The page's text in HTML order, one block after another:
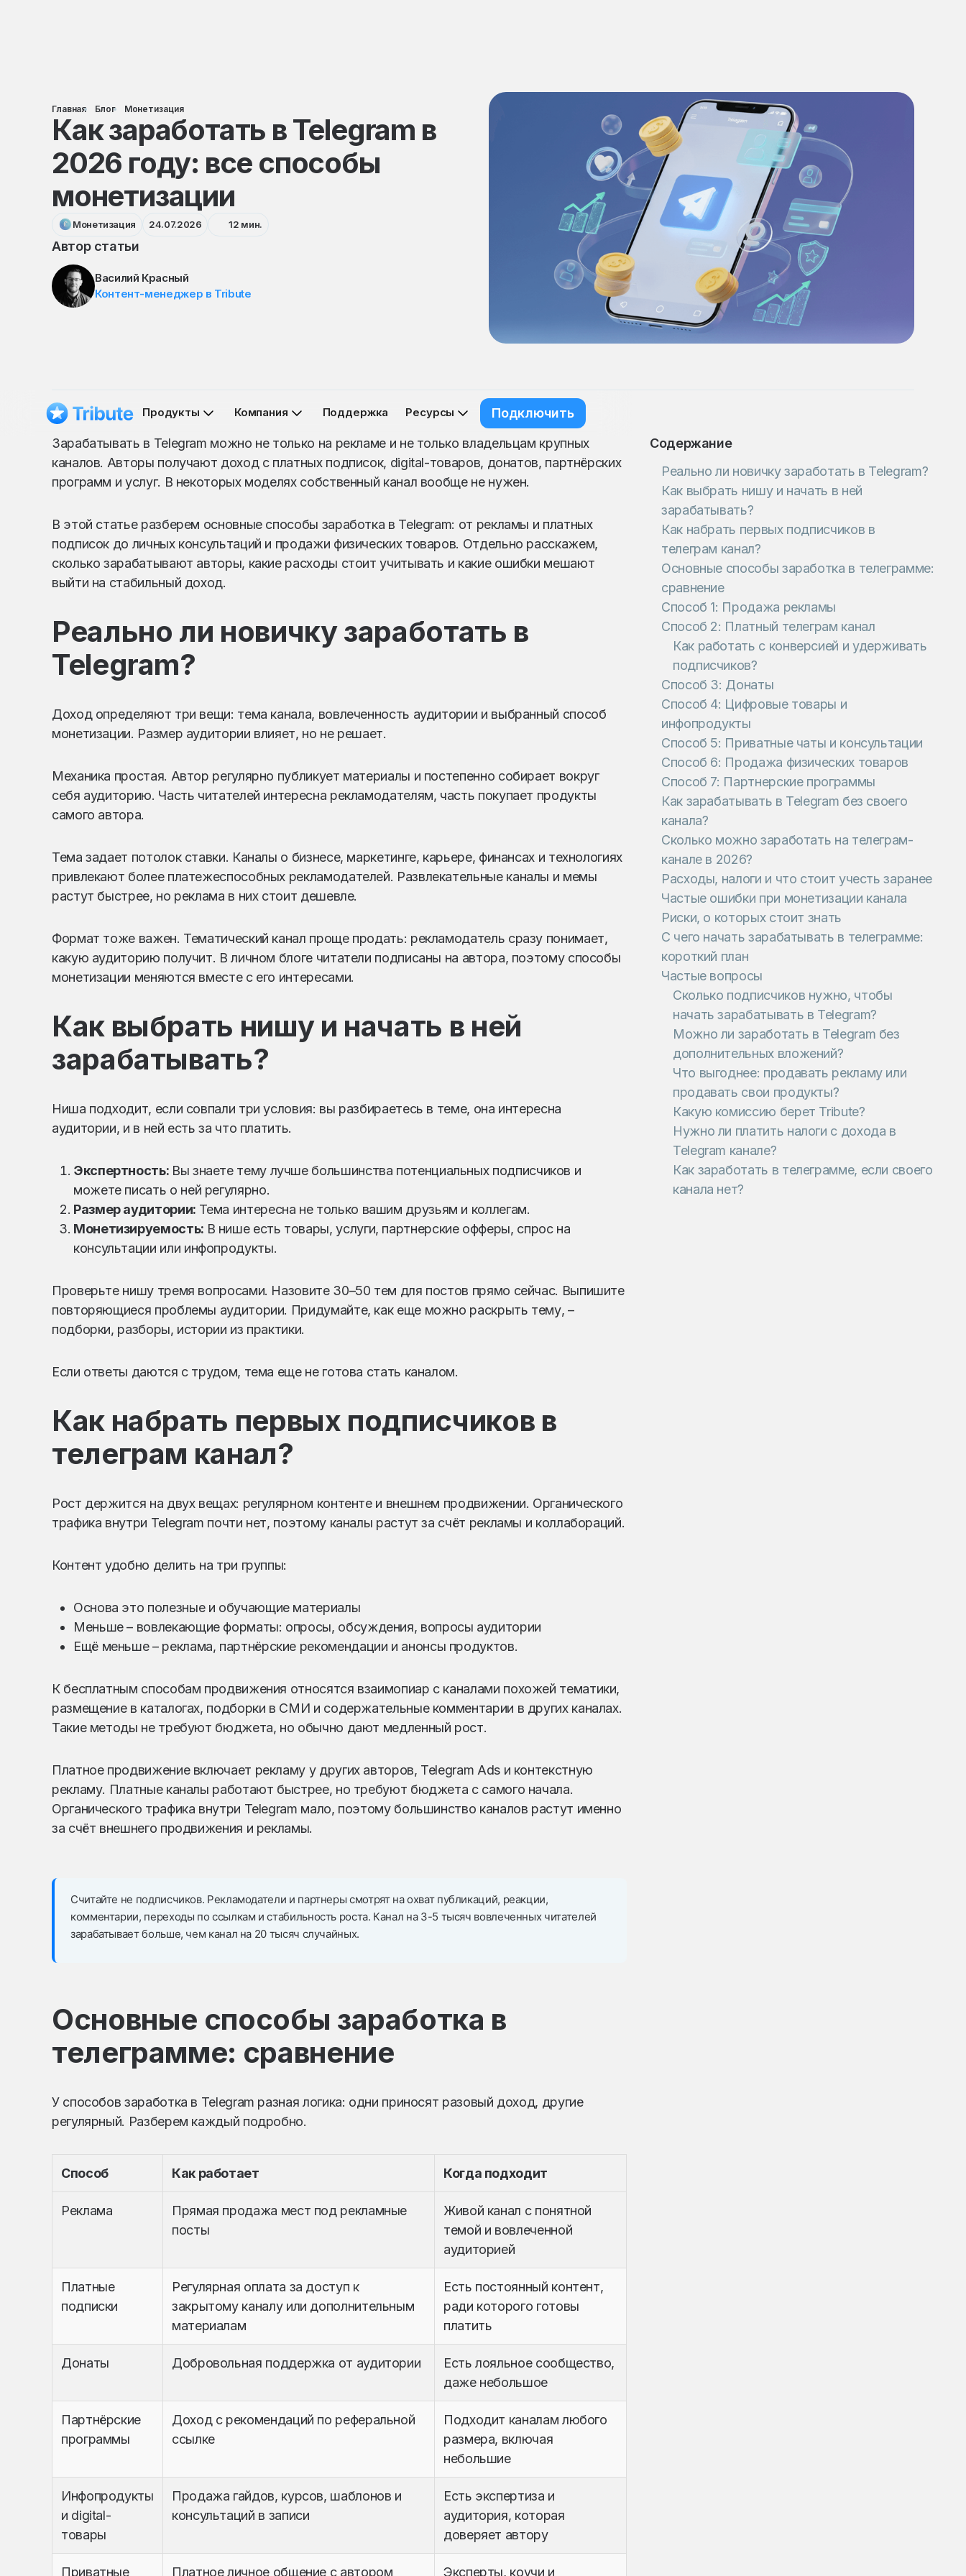
Главная Блог Монетизация
Как заработать в Telegram в
2026 году: все способы
монетизации
Монетизация 24.07.2026 12 мин.
Автор статьи
Василий Красный
Контент-менеджер в Tribute
Продукты Компания Поддержка Ресурсы
Подключить
Зарабатывать в Telegram можно не только на рекламе и не только владельцам крупных
каналов. Авторы получают доход с платных подписок, digital-товаров, донатов, партнёрских
программ и услуг. В некоторых моделях собственный канал вообще не нужен.
В этой статье разберем основные способы заработка в Telegram: от рекламы и платных
подписок до личных консультаций и продажи физических товаров. Отдельно расскажем,
сколько зарабатывают авторы, какие расходы стоит учитывать и какие ошибки мешают
выйти на стабильный доход.
Реально ли новичку заработать в
Telegram?
Доход определяют три вещи: тема канала, вовлеченность аудитории и выбранный способ
монетизации. Размер аудитории влияет, но не решает.
Механика простая. Автор регулярно публикует материалы и постепенно собирает вокруг
себя аудиторию. Часть читателей интересна рекламодателям, часть покупает продукты
самого автора.
Тема задает потолок ставки. Каналы о бизнесе, маркетинге, карьере, финансах и технологиях
привлекают более платежеспособных рекламодателей. Развлекательные каналы и мемы
растут быстрее, но реклама в них стоит дешевле.
Формат тоже важен. Тематический канал проще продать: рекламодатель сразу понимает,
какую аудиторию получит. В личном блоге читатели подписаны на автора, поэтому способы
монетизации меняются вместе с его интересами.
Как выбрать нишу и начать в ней
зарабатывать?
Ниша подходит, если совпали три условия: вы разбираетесь в теме, она интересна
аудитории, и в ней есть за что платить.
Экспертность: Вы знаете тему лучше большинства потенциальных подписчиков и
можете писать о ней регулярно.
Размер аудитории: Тема интересна не только вашим друзьям и коллегам.
Монетизируемость: В нише есть товары, услуги, партнерские офферы, спрос на
консультации или инфопродукты.
Проверьте нишу тремя вопросами. Назовите 30–50 тем для постов прямо сейчас. Выпишите
повторяющиеся проблемы аудитории. Придумайте, как еще можно раскрыть тему, –
подборки, разборы, истории из практики.
Если ответы даются с трудом, тема еще не готова стать каналом.
Как набрать первых подписчиков в
телеграм канал?
Рост держится на двух вещах: регулярном контенте и внешнем продвижении. Органического
трафика внутри Telegram почти нет, поэтому каналы растут за счёт рекламы и коллабораций.
Контент удобно делить на три группы:
Основа это полезные и обучающие материалы
Меньше – вовлекающие форматы: опросы, обсуждения, вопросы аудитории
Ещё меньше – реклама, партнёрские рекомендации и анонсы продуктов.
К бесплатным способам продвижения относятся взаимопиар с каналами похожей тематики,
размещение в каталогах, подборки в СМИ и содержательные комментарии в других каналах.
Такие методы не требуют бюджета, но обычно дают медленный рост.
Платное продвижение включает рекламу у других авторов, Telegram Ads и контекстную
рекламу. Платные каналы работают быстрее, но требуют бюджета с самого начала.
Органического трафика внутри Telegram мало, поэтому большинство каналов растут именно
за счёт внешнего продвижения и рекламы.
Считайте не подписчиков. Рекламодатели и партнеры смотрят на охват публикаций, реакции,
комментарии, переходы по ссылкам и стабильность роста. Канал на 3-5 тысяч вовлеченных читателей
зарабатывает больше, чем канал на 20 тысяч случайных.
Основные способы заработка в
телеграмме: сравнение
У способов заработка в Telegram разная логика: одни приносят разовый доход, другие
регулярный. Разберем каждый подробно.
Способ Как работает Когда подходит
Реклама
Прямая продажа мест под рекламные
посты
Живой канал с понятной
темой и вовлеченной
аудиторией
Платные
подписки
Регулярная оплата за доступ к
закрытому каналу или дополнительным
материалам
Есть постоянный контент,
ради которого готовы
платить
Донаты Добровольная поддержка от аудитории
Есть лояльное сообщество,
даже небольшое
Партнёрские
программы
Доход с рекомендаций по реферальной
ссылке
Подходит каналам любого
размера, включая
небольшие
Инфопродукты
и digital-
товары
Продажа гайдов, курсов, шаблонов и
консультаций в записи
Есть экспертиза и
аудитория, которая
доверяет автору
Приватные Платное личное общение с автором Эксперты, коучи и
Содержание
Реально ли новичку заработать в Telegram?
Как выбрать нишу и начать в ней
зарабатывать?
Как набрать первых подписчиков в
телеграм канал?
Основные способы заработка в телеграмме:
сравнение
Способ 1: Продажа рекламы
Способ 2: Платный телеграм канал
Как работать с конверсией и удерживать
подписчиков?
Способ 3: Донаты
Способ 4: Цифровые товары и
инфопродукты
Способ 5: Приватные чаты и консультации
Способ 6: Продажа физических товаров
Способ 7: Партнерские программы
Как зарабатывать в Telegram без своего
канала?
Сколько можно заработать на телеграм-
канале в 2026?
Расходы, налоги и что стоит учесть заранее
Частые ошибки при монетизации канала
Риски, о которых стоит знать
С чего начать зарабатывать в телеграмме:
короткий план
Частые вопросы
Сколько подписчиков нужно, чтобы
начать зарабатывать в Telegram?‍
Можно ли заработать в Telegram без
дополнительных вложений?‍
Что выгоднее: продавать рекламу или
продавать свои продукты?‍
Какую комиссию берет Tribute?‍
Нужно ли платить налоги с дохода в
Telegram канале?‍
Как заработать в телеграмме, если своего
канала нет?‍